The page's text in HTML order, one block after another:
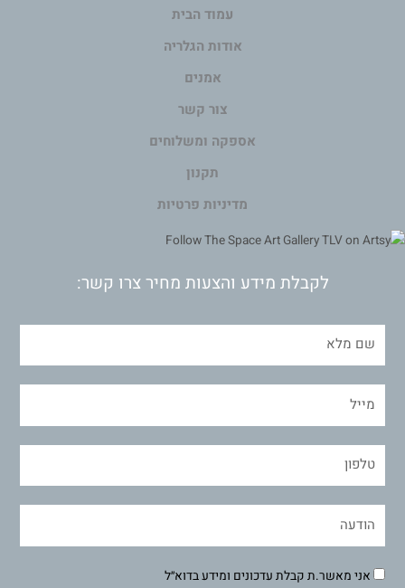
עמוד הבית
אודות הגלריה
אמנים
צור קשר
אספקה ומשלוחים
תקנון
מדיניות פרטיות
לקבלת מידע והצעות מחיר צרו קשר:
אני מאשר.ת קבלת עדכונים ומידע בדוא״ל